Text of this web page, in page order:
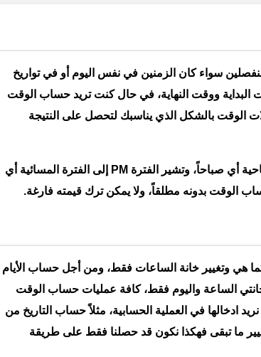
سواء كان الزمنين في نفس اليوم أو في تواريخ
ووقت النهاية، في حال كنت تريد حساب الوقت
الوقت بالشكل الذي يناسبك لتحصل على النتيجة
في حساب الوقت يجب تشير الفترة AM إلى الفترة الصباحية أي صباحاً، وتشير الفترة PM إلى الفترة المسائية أي
الوقت بدونه مطلقاً، ولا يمكن ترك قيمته فارغة.
وتغيير خانة الساعات فقط، ومن أجل حساب الأيام
الساعة واليوم فقط، كافة عمليات حساب الوقت
ادخالها في العملية الحسابية، مثلاً حساب التاريخ من
ما تبقى فهكذا نكون قد حصلنا فقط على طريقة